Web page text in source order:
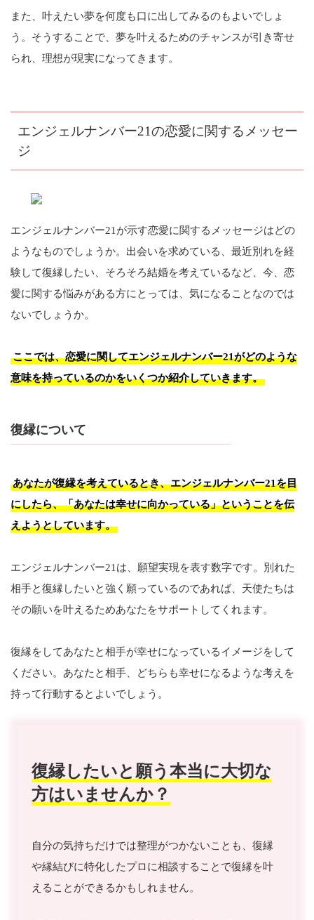
また、叶えたい夢を何度も口に出してみるのもよいでしょ
う。そうすることで、夢を叶えるためのチャンスが引き寄せ
られ、理想が現実になってきます。
エンジェルナンバー21の恋愛に関するメッセー
ジ
エンジェルナンバー21が示す恋愛に関するメッセージはどの
ようなものでしょうか。出会いを求めている、最近別れを経
験して復縁したい、そろそろ結婚を考えているなど、今、恋
愛に関する悩みがある方にとっては、気になることなのでは
ないでしょうか。
ここでは、恋愛に関してエンジェルナンバー21がどのような
意味を持っているのかをいくつか紹介していきます。
復縁について
あなたが復縁を考えているとき、エンジェルナンバー21を目
にしたら、「あなたは幸せに向かっている」ということを伝
えようとしています。
エンジェルナンバー21は、願望実現を表す数字です。別れた
相手と復縁したいと強く願っているのであれば、天使たちは
その願いを叶えるためあなたをサポートしてくれます。
復縁をしてあなたと相手が幸せになっているイメージをして
ください。あなたと相手、どちらも幸せになるような考えを
持って行動するとよいでしょう。
復縁したいと願う本当に大切な
方はいませんか？
自分の気持ちだけでは整理がつかないことも、復縁
や縁結びに特化したプロに相談することで復縁を叶
えることができるかもしれません。